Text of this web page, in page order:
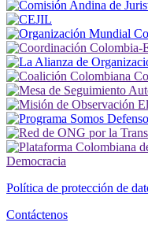
Política de protección de
Contáctenos